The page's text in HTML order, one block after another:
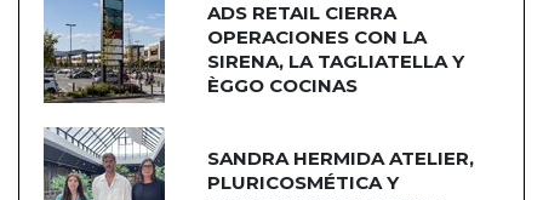
ADS RETAIL CIERRA
OPERACIONES CON LA
SIRENA, LA TAGLIATELLA Y
ÈGGO COCINAS
SANDRA HERMIDA ATELIER,
PLURICOSMÉTICA Y